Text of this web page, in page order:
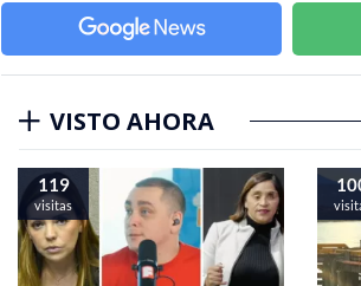
VISTO AHORA
119
visitas